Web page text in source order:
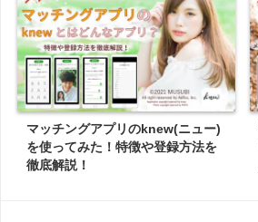
マッチングアプリのknew(ニュー)
を使ってみた！特徴や登録方法を
徹底解説！